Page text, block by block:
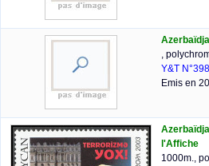
,
Y&T N°398
Emis en
l'Affiche
1000m.,